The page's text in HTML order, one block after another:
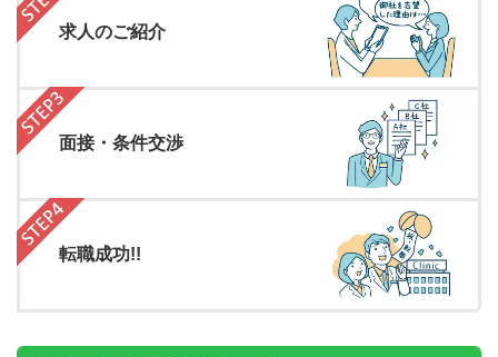
求人のご紹介
面接・条件交渉
転職成功!!